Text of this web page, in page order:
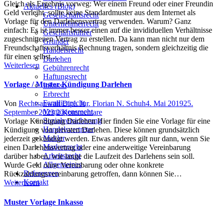
Aktuelles (Blog)
Gesellschaftsrecht
Unternehmerrecht
Geschäftsführer
Gründer
Handelsrecht
Darlehen
Gebührenrecht
Haftungsrecht
Inkasso
Erbrecht
Familienrecht
Vermögensrecht
Sozialversicherung
Handelsvertreter
Makler
Markenrecht
Arbeitsrecht
Allgemeines
Referenzen
Kontakt
Gleich als Ergebnis vorweg: Wer einem Freund oder einer Freundin
Geld verleiht, sollte keine Standardmuster aus dem Internet als
Vorlage für den Darlehensvertrag verwenden. Warum? Ganz
einfach: Es ist immer besser einen auf die invididuellen Verhältnisse
zugeschnittenen Vertrag zu erstellen. Da kann man nicht nur dem
Freundschaftsverhältnis Rechnung tragen, sondern gleichzeitig die
für einen selbst…
Weiterlesen
Vorlage / Muster Kündigung Darlehen
Author
Von Rechtsanwalt Dipl. Jur. Florian N. SchuhPosted
4. Mai 201925.
September 2023 2 Kommentarezu
Vorlage
/
Muster
Kündigung
Darlehen
Vorlage Kündigung Darlehen Hier finden Sie eine Vorlage für eine
Kündigung von privaten Darlehen. Diese können grundsätzlich
jederzeit gekündigt werden. Etwas anderes gilt nur dann, wenn Sie
einen Darlehensvertrag oder eine anderweitige Vereinbarung
darüber haben, wie lange die Laufzeit des Darlehens sein soll.
Wurde Geld ohne Vereinbarung oder ohne konkrete
Rückzahlungsvereinbarung getroffen, dann können Sie…
Weiterlesen
Muster Vorlage Inkasso